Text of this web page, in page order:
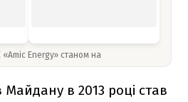
Energy» станом на
Майдану в 2013 році став